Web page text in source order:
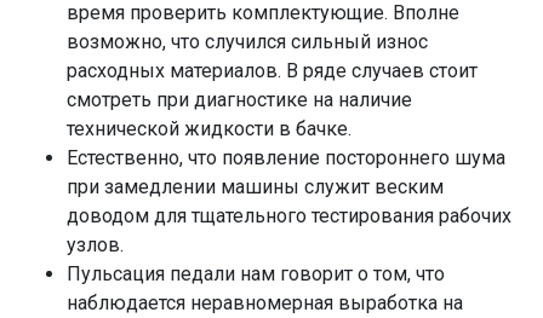
время проверить комплектующие. Вполне
возможно, что случился сильный износ
расходных материалов. В ряде случаев стоит
смотреть при диагностике на наличие
технической жидкости в бачке.
Естественно, что появление постороннего шума
при замедлении машины служит веским
доводом для тщательного тестирования рабочих
узлов.
Пульсация педали нам говорит о том, что
наблюдается неравномерная выработка на